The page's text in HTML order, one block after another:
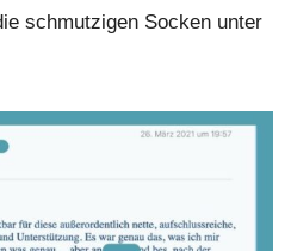
schmutzigen Socken unter